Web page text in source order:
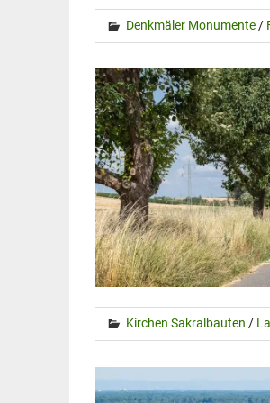
Denkmäler Monumente/
Kirchen Sakralbauten /